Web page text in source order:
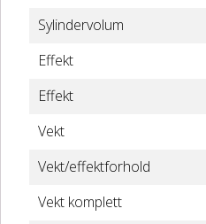
Sylindervolum
Effekt
Effekt
Vekt
Vekt/effektforhold
Vekt komplett